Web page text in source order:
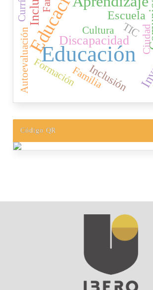
Educación
EducaciónDiscapacidad
Escuela
Inclusión
TIC
Formación
Cultura
Familia
Ciudad
Autoevaluación
Código QR